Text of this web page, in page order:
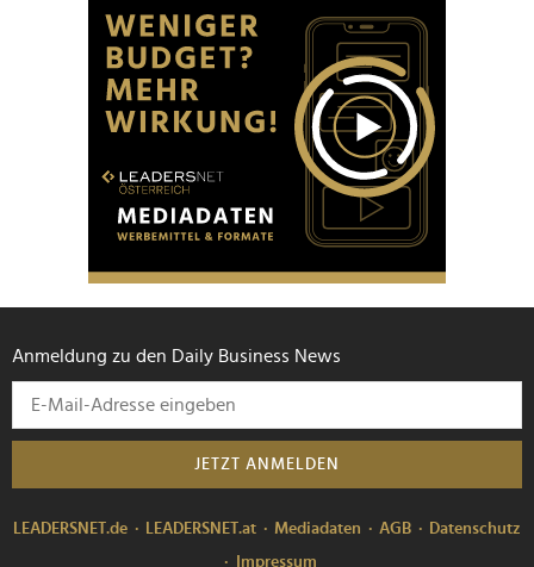
Anmeldung zu den Daily Business News
JETZT ANMELDEN
LEADERSNET.de LEADERSNET.at Mediadaten AGB
Datenschutz
Impressum